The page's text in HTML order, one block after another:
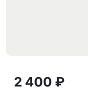
2 400 ₽